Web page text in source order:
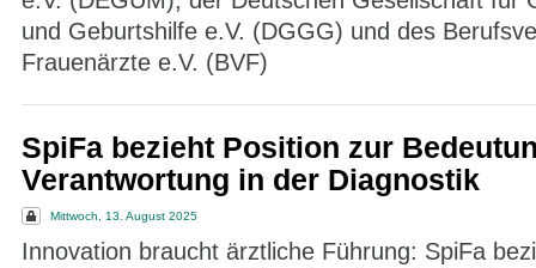
und Geburtshilfe e.V. (DGGG) und des
Frauenärzte e.V. (BVF)
SpiFa bezieht Position zur
Verantwortung in der Diagnostik
Mittwoch, 13. August 2025
Innovation braucht ärztliche Führung: SpiFa